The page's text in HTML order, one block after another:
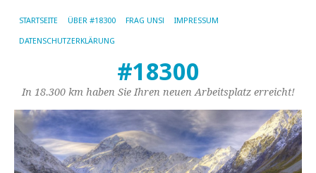
STARTSEITE ÜBER #18300 FRAG UNS! IMPRESSUM
DATENSCHUTZERKLÄRUNG
#18300
In 18.300 km haben Sie Ihren neuen Arbeitsplatz erreicht!